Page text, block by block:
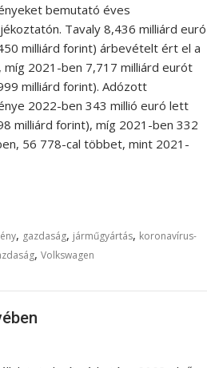
bemutató éves
Tavaly 8,436 milliárd euró
milliárd forint) árbevételt ért el a
míg 2021-ben 7,717 milliárd eurót
milliárd forint). Adózott
2022-ben 343 millió euró lett
milliárd forint), míg 2021-ben 332
56 778-cal többet, mint 2021-
, gazdaság, járműgyártás, koronavírus-
, Volkswagen